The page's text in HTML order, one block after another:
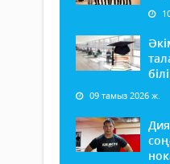
09 тамыз 2026 ж.